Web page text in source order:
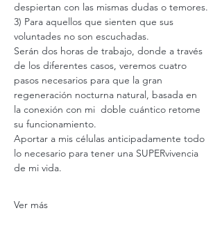
despiertan con las mismas dudas o temores.
3) Para aquellos que sienten que sus
voluntades no son escuchadas.
Serán dos horas de trabajo, donde a través
de los diferentes casos, veremos cuatro
pasos necesarios para que la gran
regeneración nocturna natural, basada en
la conexión con mi  doble cuántico retome
su funcionamiento.
Aportar a mis células anticipadamente todo
lo necesario para tener una SUPERvivencia
de mi vida.
Ver más